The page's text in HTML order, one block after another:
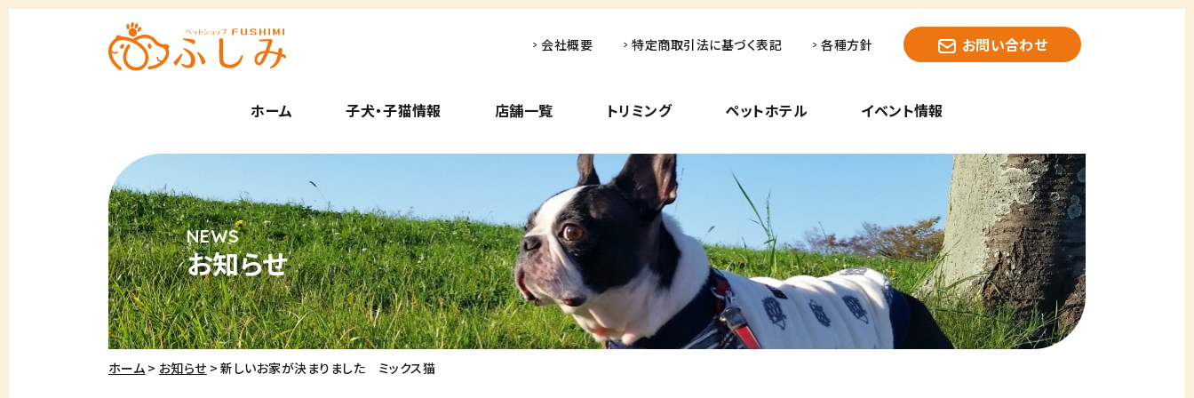
ホーム 子犬・子猫情報 店舗一覧 トリミング ペットホテル イベント情報
会社概要 特定商取引法に基づく表記 各種方針 お問い合わせ
お知らせ
ホーム お知らせ 新しいお家が決まりました ミックス猫